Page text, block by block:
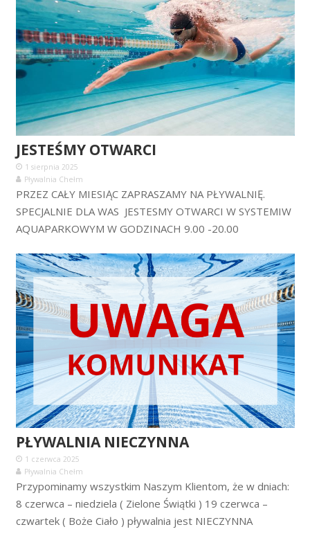
JESTEŚMY OTWARCI
1 sierpnia 2025
Pływalnia Chełm
PRZEZ CAŁY MIESIĄC ZAPRASZAMY NA PŁYWALNIĘ.
SPECJALNIE DLA WAS JESTESMY OTWARCI W SYSTEMIW
AQUAPARKOWYM W GODZINACH 9.00 -20.00
PŁYWALNIA NIECZYNNA
1 czerwca 2025
Pływalnia Chełm
Przypominamy wszystkim Naszym Klientom, że w dniach:
8 czerwca – niedziela ( Zielone Świątki ) 19 czerwca –
czwartek ( Boże Ciało ) pływalnia jest NIECZYNNA